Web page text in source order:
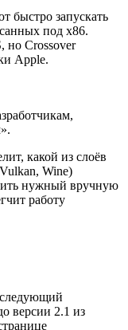
быстро запускать
под x86.
но Crossover
Apple.
какой из слоёв
Wine)
нужный вручную
работу
версии 2.1 из